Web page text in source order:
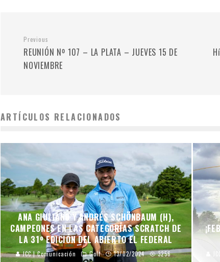
Previous
REUNIÓN Nº 107 – LA PLATA – JUEVES 15 DE
NOVIEMBRE
ARTÍCULOS RELACIONADOS
ANA GIULIANO Y ANDRÉS SCHÖNBAUM (H),
CAMPEONES EN LAS CATEGORÍAS SCRATCH DE
LA 31º EDICIÓN DEL ABIERTO EL FEDERAL
JCC | Comunicación Golf 13/02/2024 3256